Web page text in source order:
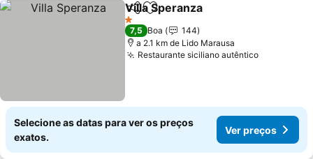
PartilharAdicionar aos favoritos
Villa Speranza
1 Estrelas
7,5 Boa
144
a 2.1 km de Lido Marausa
Restaurante siciliano autênticoVer
Selecione as datas para ver os preços
exatos.
Ver preços